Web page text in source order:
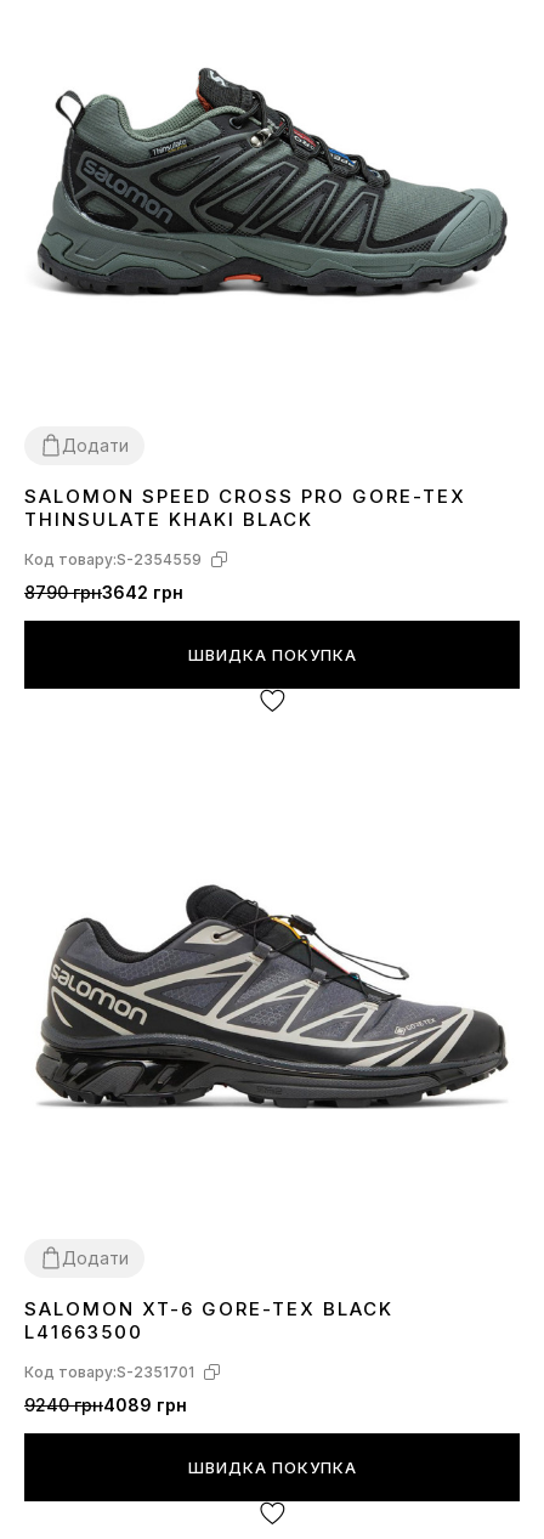
Додати
414243 44 45 46
SALOMON SPEED CROSS PRO GORE-TEX
THINSULATE KHAKI BLACK
Код товару:S-2354559
8790 грн3642 грн
ШВИДКА ПОКУПКА
Додати
414243 44 45
SALOMON XT-6 GORE-TEX BLACK
L41663500
Код товару:S-2351701
9240 грн4089 грн
ШВИДКА ПОКУПКА